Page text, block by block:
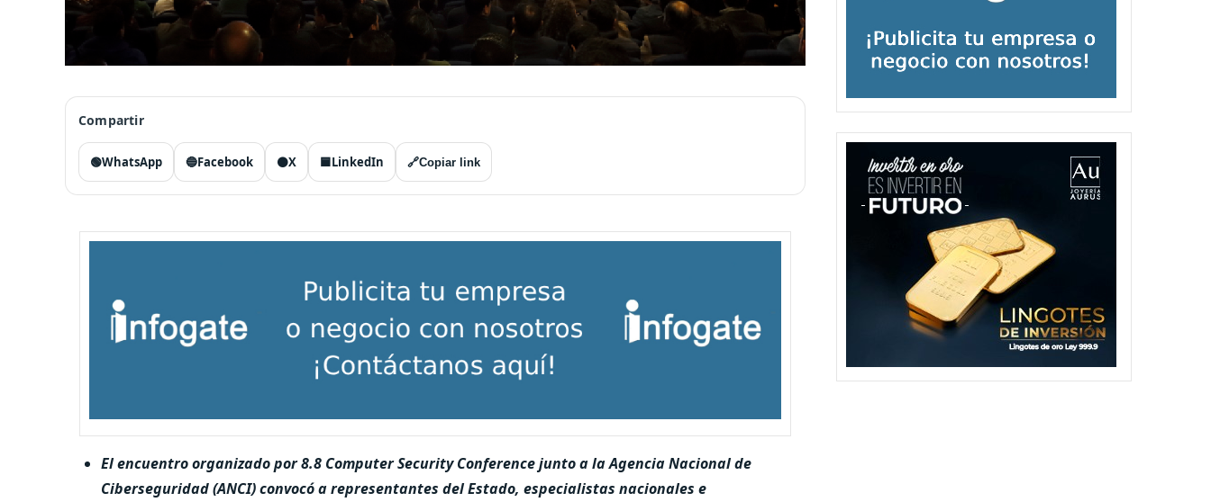
Compartir
🟢WhatsApp 🔵Facebook ⚫X 🟦LinkedIn 🔗Copiar link
El encuentro organizado por8.8 Computer Security Conferencejunto a laAgencia Nacional de
Ciberseguridad (ANCI)convocó a representantes del Estado, especialistas nacionales e